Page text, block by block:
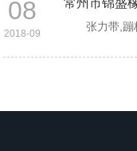
08
2018-09
常州市锦盛
张力带,蹦